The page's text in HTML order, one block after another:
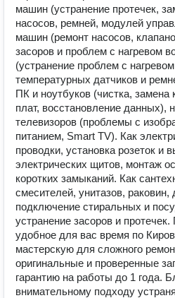
машин (устранение протечек,
насосов, ремней, модулей
машин (ремонт насосов,
засоров и проблем с нагревом
(устранение проблем с
температурных датчиков и
ПК и ноутбуков (чистка,
плат, восстановление данных),
телевизоров (проблемы с
питанием, Smart TV). Как
проводки, установка розеток и
электрических щитов, монтаж
коротких замыканий. Как
смесителей, унитазов,
подключение стиральных и
устранение засоров и
удобное для вас время по
мастерскую для сложного
оригинальные и проверенные
гарантию на работы до 1 года.
внимательному подходу